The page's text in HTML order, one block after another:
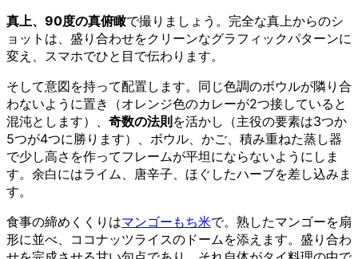
真上、90度の真俯瞰で撮りましょう。完全な真上からのシ
ョットは、盛り合わせをクリーンなグラフィックパターンに
変え、スマホでひと目で伝わります。
そして意図を持って配置します。同じ色調のボウルが隣り合
わないように置き（オレンジ色のカレーが2つ接していると
混沌とします）、 奇数の法則 を活かし（主役の要素は3つか
5つが4つに勝ります）、ボウル、かご、積み重ねた蒸し器
で少し高さを作ってフレームが平坦にならないようにしま
す。余白にはライム、唐辛子、ほぐしたハーブを差し込みま
す。
食事の締めくくりはマンゴーもち米で。熟したマンゴーを扇
形に並べ、ココナッツライスのドームを添えます。盛り合わ